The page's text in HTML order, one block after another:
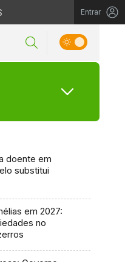
Entrar
doente em
substitui
em 2027:
no